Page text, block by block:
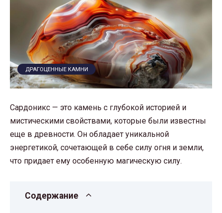
ДРАГОЦЕННЫЕ КАМНИ
Сардоникс — это камень с глубокой историей и
мистическими свойствами, которые были известны
еще в древности. Он обладает уникальной
энергетикой, сочетающей в себе силу огня и земли,
что придает ему особенную магическую силу.
Содержание